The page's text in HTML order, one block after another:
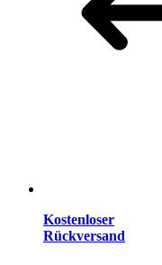
Kostenloser
Rückversand